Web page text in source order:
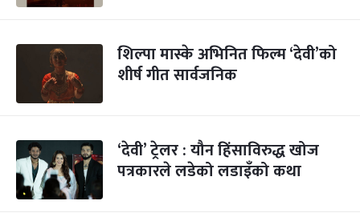
शिल्पा मास्के अभिनित फिल्म ‘देवी’को
शीर्ष गीत सार्वजनिक
‘देवी’ ट्रेलर : यौन हिंसाविरुद्ध खोज
पत्रकारले लडेको लडाइँको कथा